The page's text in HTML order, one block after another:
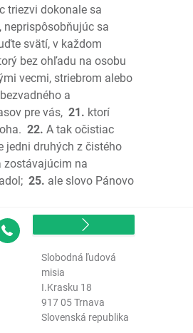
triezvi dokonale sa
neprispôsobňujúc sa
svätí, v každom
bez ohľadu na osobu
vecmi, striebrom alebo
a
pre vás, 21. ktorí
22. A tak očistiac
jedni druhých z čistého
zostávajúcim na
25. ale slovo Pánovo
Kontakt
Slobodná ľudová
misia
I.Krasku 18
917 05 Trnava
Slovenská republika